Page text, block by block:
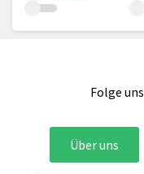
Folge uns
Über uns